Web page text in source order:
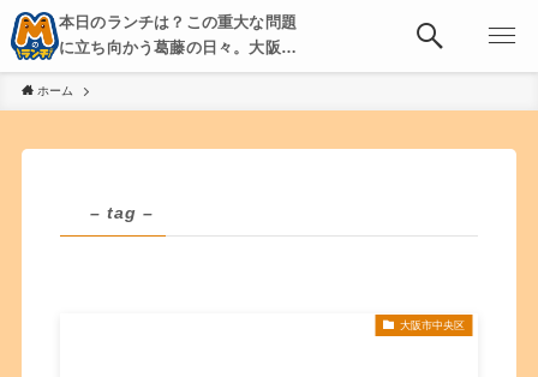
本日のランチは？この重大な問題
に立ち向かう葛藤の日々。大阪・
京都・神戸を中心とした食べ歩
き、飲み歩きを綴る。
ホーム
– tag –
大阪市中央区